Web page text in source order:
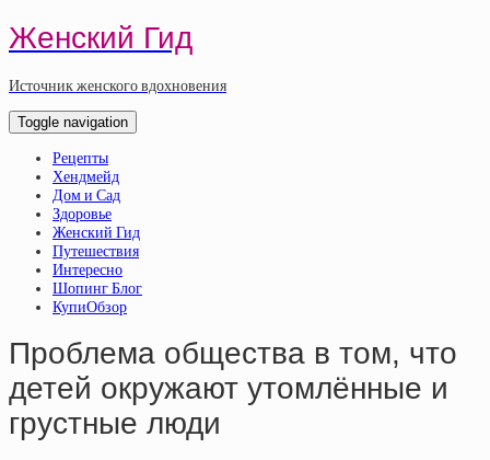
Женский Гид
Источник женского вдохновения
Toggle navigation
Рецепты
Хендмейд
Дом и Сад
Здоровье
Женский Гид
Путешествия
Интересно
Шопинг Блог
КупиОбзор
Проблема общества в том, что
детей окружают утомлённые и
грустные люди